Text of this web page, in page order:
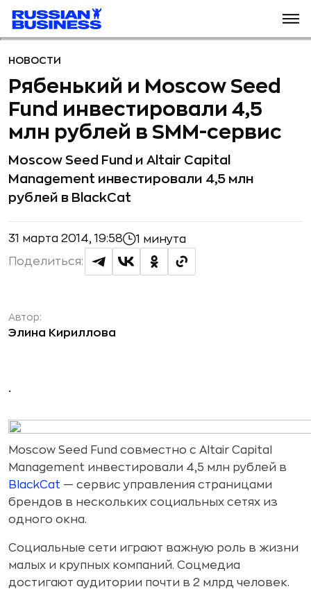
НОВОСТИ
Рябенький и Moscow Seed
Fund инвестировали 4,5
млн рублей в SMM-сервис
Moscow Seed Fund и Altair Capital
Management инвестировали 4,5 млн
рублей в BlackCat
31 марта 2014, 19:58 1 минута
Поделиться:
Автор:
Элина Кириллова
.
Moscow Seed Fund совместно с Altair Capital
Management инвестировали 4,5 млн рублей в
BlackCat — сервис управления страницами
брендов в нескольких социальных сетях из
одного окна.
Социальные сети играют важную роль в жизни
малых и крупных компаний. Соцмедиа
достигают аудитории почти в 2 млрд человек.